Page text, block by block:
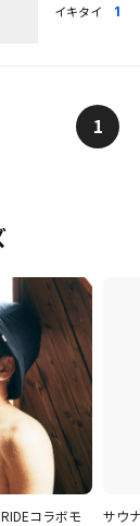
イキタイ
1
1
コラボモ
サウ